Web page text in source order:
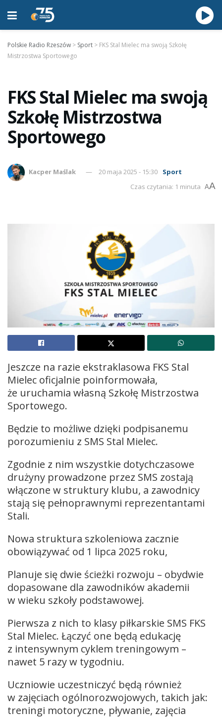
Polskie Radio Rzeszów > Sport > FKS Stal Mielec ma swoją Szkołę
Mistrzostwa Sportowego
FKS Stal Mielec ma swoją
Szkołę Mistrzostwa
Sportowego
Kacper Maślak 20 maja 2025 - 15:30
Sport
Czas czytania: 1 minuta AA
Jeszcze na razie ekstraklasowa FKS Stal
Mielec oficjalnie poinformowała,
że uruchamia własną Szkołę Mistrzostwa
Sportowego.
Będzie to możliwe dzięki podpisanemu
porozumieniu z SMS Stal Mielec.
Zgodnie z nim wszystkie dotychczasowe
drużyny prowadzone przez SMS zostają
włączone w struktury klubu, a zawodnicy
stają się pełnoprawnymi reprezentantami
Stali.
Nowa struktura szkoleniowa zacznie
obowiązywać od 1 lipca 2025 roku,
Planuje się dwie ścieżki rozwoju – obydwie
dopasowane dla zawodników akademii
w wieku szkoły podstawowej.
Pierwsza z nich to klasy piłkarskie SMS FKS
Stal Mielec. Łączyć one będą edukację
z intensywnym cyklem treningowym –
nawet 5 razy w tygodniu.
Uczniowie uczestniczyć będą również
w zajęciach ogólnorozwojowych, takich jak:
treningi motoryczne, pływanie, zajęcia